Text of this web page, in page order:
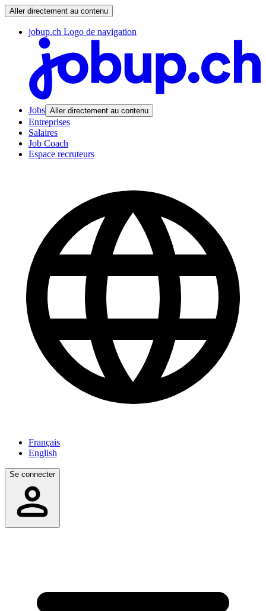
Aller directement au contenu
jobup.ch Logo de navigation
Jobs Aller directement au contenu
Entreprises
Salaires
Job Coach
Espace recruteurs
Français
English
Se connecter